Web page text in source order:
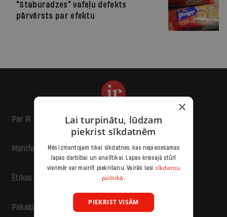
"Staburadzes" vafeļu defekts
pārvērsts par efektu
Par IR
Manifests
Ētikas kodekss
Pakalpojumu sniegšanas noteikumi
×
Lai turpinātu, lūdzam
piekrist sīkdatnēm
Mēs izmantojam tikai sīkdatnes, kas nepieciešamas
lapas darbībai un analītikai. Lapas kreisajā stūrī
vienmēr var mainīt piekrišanu. Vairāk lasi sīkdatņu
politikā.
PIEKRIST VISĀM